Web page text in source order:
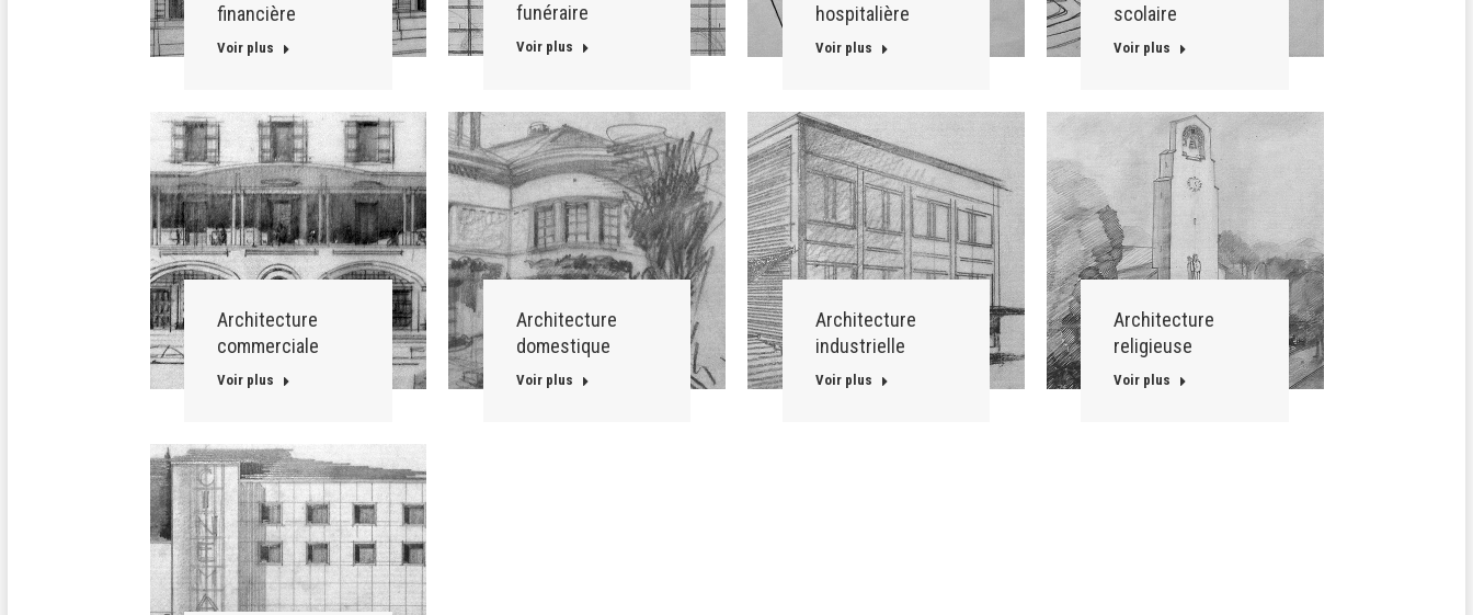
financière
Voir plus
funéraire
Voir plus
hospitalière
Voir plus
scolaire
Voir plus
Architecture
commerciale
Voir plus
Architecture
domestique
Voir plus
Architecture
industrielle
Voir plus
Architecture
religieuse
Voir plus